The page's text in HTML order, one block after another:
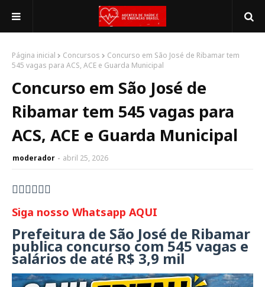
Página inicial Concursos
Concurso em São José de Ribamar tem
545 vagas para ACS, ACE e Guarda Municipal
Concurso em São José de
Ribamar tem 545 vagas para
ACS, ACE e Guarda Municipal
moderador abril 25, 2026
👇🏻👇🏻👇🏻
Siga nosso Whatsapp AQUI
Prefeitura de São José de Ribamar
publica concurso com 545 vagas e
salários de até R$ 3,9 mil